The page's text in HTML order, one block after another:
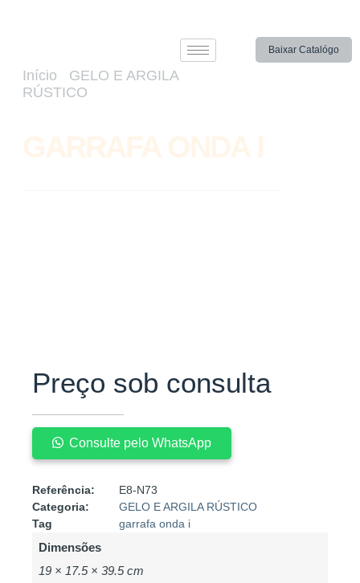
Baixar Catalógo
Início
GELO E ARGILA
RÚSTICO
Preço sob consulta
Consulte pelo WhatsApp
Referência:
E8-N73
Categoria:
GELO E ARGILA RÚSTICO
Tag
garrafa onda i
Dimensões
19 × 17.5 × 39.5 cm